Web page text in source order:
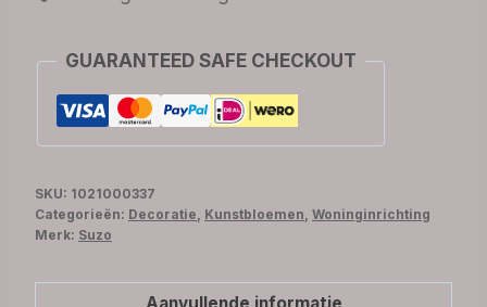
GUARANTEED SAFE CHECKOUT
SKU: 1021000337
Categorieën: Decoratie Kunstbloemen Woninginrichting
Merk: Suzo